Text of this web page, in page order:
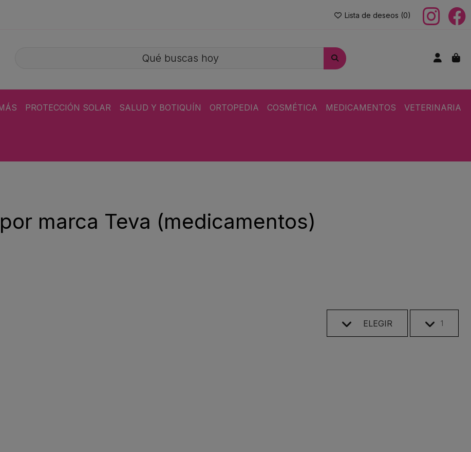
Lista de deseos (0)
PROTECCIÓN SOLAR SALUD Y BOTIQUÍN ORTOPEDIA COSMÉTICA MEDICAMENTOS VETERINARIA
marca Teva (medicamentos)
ELEGIR 1